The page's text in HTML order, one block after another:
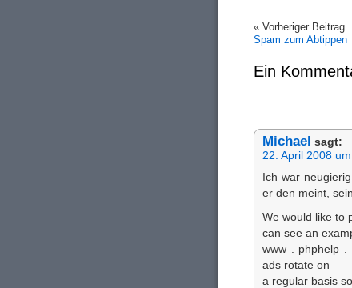
« Vorheriger Beitrag
Spam zum Abtippen
Ein
Michael sagt:
22. April 2008
Ich war
er den meint,
We would like to
can see an
www . phphelp .
ads rotate on
a regular basis